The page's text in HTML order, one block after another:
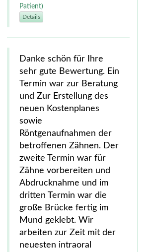
Patient)
Details
Danke schön für Ihre
sehr gute Bewertung. Ein
Termin war zur Beratung
und Zur Erstellung des
neuen Kostenplanes
sowie
Röntgenaufnahmen der
betroffenen Zähnen. Der
zweite Termin war für
Zähne vorbereiten und
Abdrucknahme und im
dritten Termin war die
große Brücke fertig im
Mund geklebt. Wir
arbeiten zur Zeit mit der
neuesten intraoral